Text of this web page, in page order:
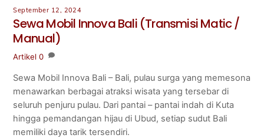
September 12, 2024
Sewa Mobil Innova Bali (Transmisi Matic /
Manual)
Artikel 0
Sewa Mobil Innova Bali – Bali, pulau surga yang memesona
menawarkan berbagai atraksi wisata yang tersebar di
seluruh penjuru pulau. Dari pantai – pantai indah di Kuta
hingga pemandangan hijau di Ubud, setiap sudut Bali
memiliki daya tarik tersendiri.